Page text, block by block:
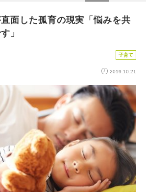
面した孤育の現実「悩みを共
」
子育て
2019.10.21